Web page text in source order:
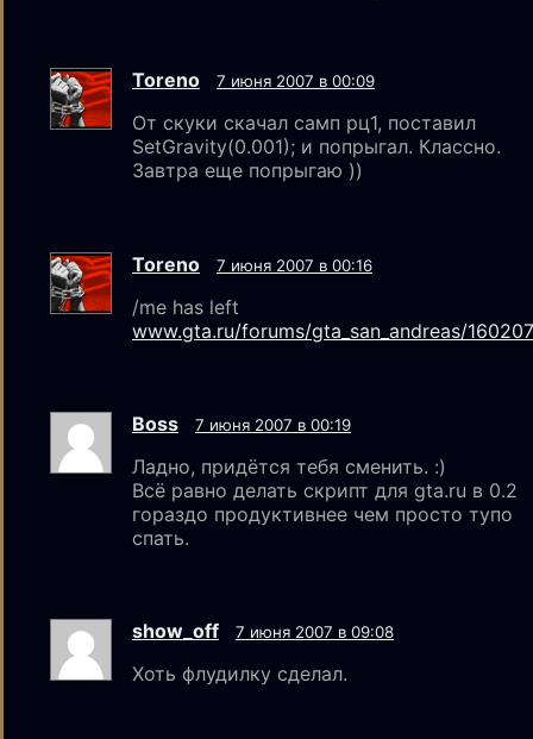
Toreno 7 июня 2007 в 00:09
От скуки скачал самп рц1, поставил
SetGravity(0.001); и попрыгал. Классно.
Завтра еще попрыгаю ))
Toreno 7 июня 2007 в 00:16
/me has left
www.gta.ru/forums/gta_san_andreas/
Boss 7 июня 2007 в 00:19
Ладно, придётся тебя сменить. :)
Всё равно делать скрипт для gta.ru в 0.2
гораздо продуктивнее чем просто тупо
спать.
show_off 7 июня 2007 в 09:08
Хоть флудилку сделал.